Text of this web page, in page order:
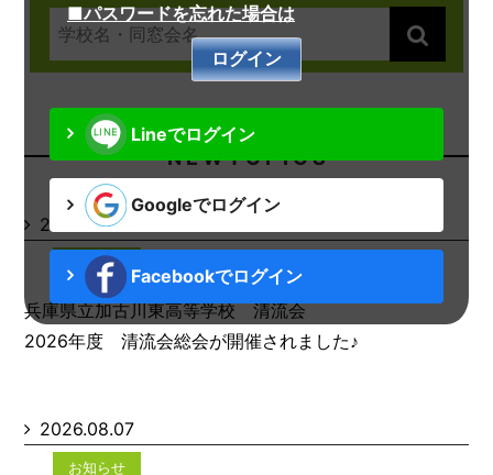
■パスワードを忘れた場合は
Lineでログイン
Googleでログイン
Facebookでログイン
N E W T O P I C S
2026.08.07
お知らせ
兵庫県立加古川東高等学校 清流会
2026年度 清流会総会が開催されました♪
2026.08.07
お知らせ